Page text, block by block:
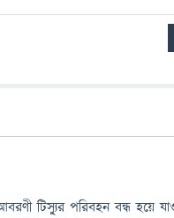
টিস্যু্র পরিবহন বন্ধ হয়ে